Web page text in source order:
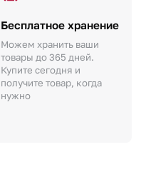
Бесплатное хранение
Можем хранить ваши
товары до 365 дней.
Купите сегодня и
получите товар, когда
нужно